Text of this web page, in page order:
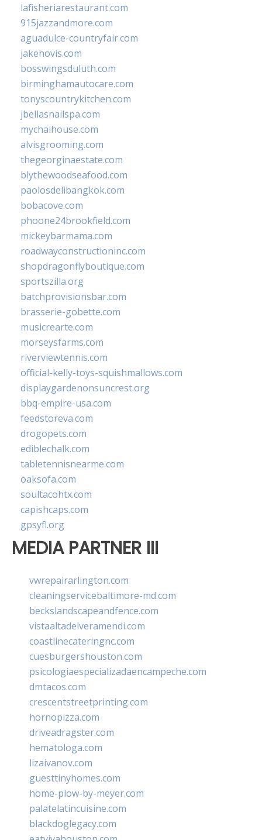
lafisheriarestaurant.com
915jazzandmore.com
aguadulce-countryfair.com
jakehovis.com
bosswingsduluth.com
birminghamautocare.com
tonyscountrykitchen.com
jbellasnailspa.com
mychaihouse.com
alvisgrooming.com
thegeorginaestate.com
blythewoodseafood.com
paolosdelibangkok.com
bobacove.com
phoone24brookfield.com
mickeybarmama.com
roadwayconstructioninc.com
shopdragonflyboutique.com
sportszilla.org
batchprovisionsbar.com
brasserie-gobette.com
musicrearte.com
morseysfarms.com
riverviewtennis.com
official-kelly-toys-squishmallows.com
displaygardenonsuncrest.org
bbq-empire-usa.com
feedstoreva.com
drogopets.com
ediblechalk.com
tabletennisnearme.com
oaksofa.com
soultacohtx.com
capishcaps.com
gpsyfl.org
MEDIA PARTNER III
vwrepairarlington.com
cleaningservicebaltimore-md.com
beckslandscapeandfence.com
vistaaltadelveramendi.com
coastlinecateringnc.com
cuesburgershouston.com
psicologiaespecializadaencampeche.com
dmtacos.com
crescentstreetprinting.com
hornopizza.com
driveadragster.com
hematologa.com
lizaivanov.com
guesttinyhomes.com
home-plow-by-meyer.com
palatelatincuisine.com
blackdoglegacy.com